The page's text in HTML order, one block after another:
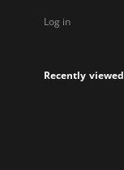
Log in
Recently viewed